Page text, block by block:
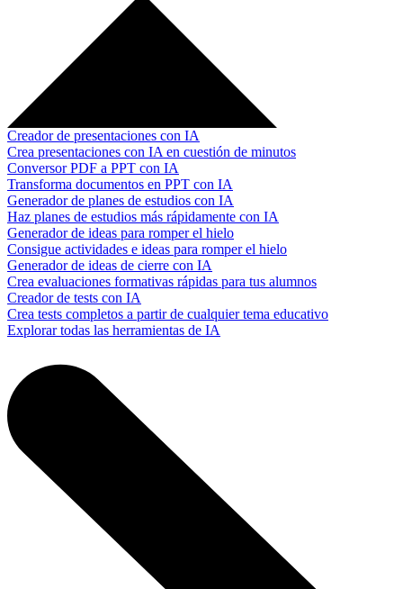
Creador de presentaciones con IA
Crea presentaciones con IA en cuestión de minutos
Conversor PDF a PPT con IA
Transforma documentos en PPT con IA
Generador de planes de estudios con IA
Haz planes de estudios más rápidamente con IA
Generador de ideas para romper el hielo
Consigue actividades e ideas para romper el hielo
Generador de ideas de cierre con IA
Crea evaluaciones formativas rápidas para tus alumnos
Creador de tests con IA
Crea tests completos a partir de cualquier tema educativo
Explorar todas las herramientas de IA